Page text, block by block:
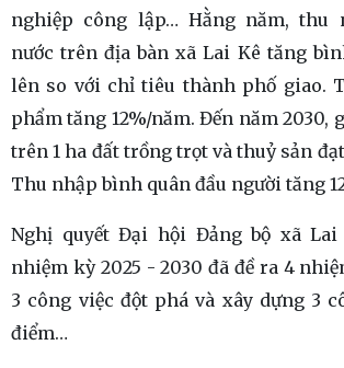
nghiệp công lập… Hằng năm, thu
nước trên địa bàn xã Lai Kê tăng
lên so với chỉ tiêu thành phố giao.
phẩm tăng 12%/năm. Đến năm 2030,
trên 1 ha đất trồng trọt và thuỷ sản
Thu nhập bình quân đầu người tăng
Nghị quyết Đại hội Đảng bộ xã
nhiệm kỳ 2025 - 2030 đã đề ra 4
3 công việc đột phá và xây dựng 3
điểm…